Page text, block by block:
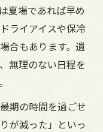
夏場であれば早め
ライアイスや保冷
合もあります。遺
無理のない日程を
期の時間を過ごせ
が減った」といっ